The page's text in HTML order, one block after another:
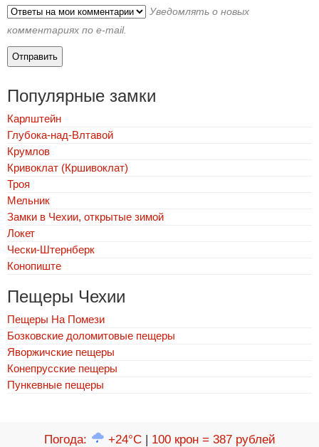
Уведомлять о новых
комментариях по e-mail.
Популярные замки
Карлштейн
Глубока-над-Влтавой
Крумлов
Кривоклат (Кршивоклат)
Троя
Мельник
Замки в Чехии, открытые зимой
Локет
Чески-Штернберк
Конопиште
Пещеры Чехии
Пещеры На Помези
Бозковские доломитовые пещеры
Яворжичские пещеры
Конепрусские пещеры
Пункевныe пещеры
Погода: +24°C| 100 крон = 387 рублей